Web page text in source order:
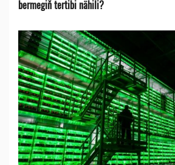
bermegiň tertibi nähili?